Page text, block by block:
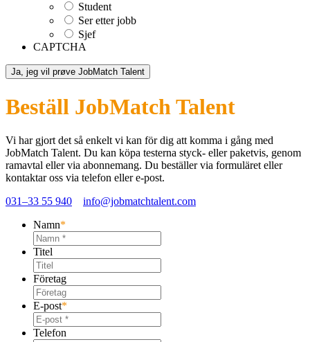
Student
Ser etter jobb
Sjef
CAPTCHA
Ja, jeg vil prøve JobMatch Talent
Beställ JobMatch Talent
Vi har gjort det så enkelt vi kan för dig att komma i gång med
JobMatch Talent. Du kan köpa testerna styck- eller paketvis, genom
ramavtal eller via abonnemang. Du beställer via formuläret eller
kontaktar oss via telefon eller e-post.
031–33 55 940
info@jobmatchtalent.com
Namn*
Titel
Företag
E-post*
Telefon